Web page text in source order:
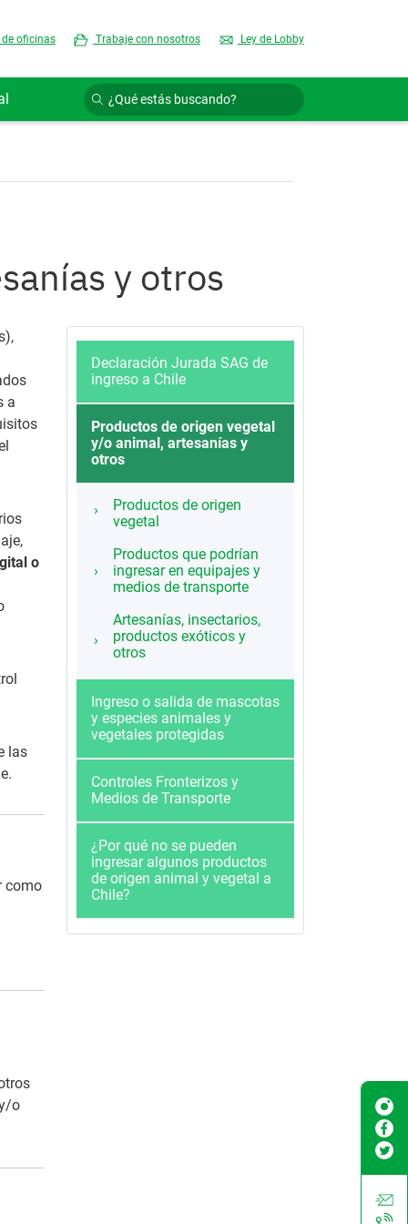
oficinas Trabaje con nosotros Ley de Lobby
y otros
a
o
las
como
o
Declaración Jurada SAG de
ingreso a Chile
Productos de origen vegetal
y/o animal, artesanías y
otros
Productos de origen
vegetal
Productos que podrían
ingresar en equipajes y
medios de transporte
Artesanías, insectarios,
productos exóticos y
otros
Ingreso o salida de mascotas
y especies animales y
vegetales protegidas
Controles Fronterizos y
Medios de Transporte
¿Por qué no se pueden
ingresar algunos productos
de origen animal y vegetal a
Chile?